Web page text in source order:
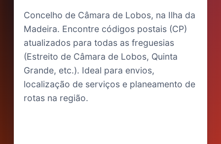
Concelho de Câmara de Lobos, na Ilha da
Madeira. Encontre códigos postais (CP)
atualizados para todas as freguesias
(Estreito de Câmara de Lobos, Quinta
Grande, etc.). Ideal para envios,
localização de serviços e planeamento de
rotas na região.